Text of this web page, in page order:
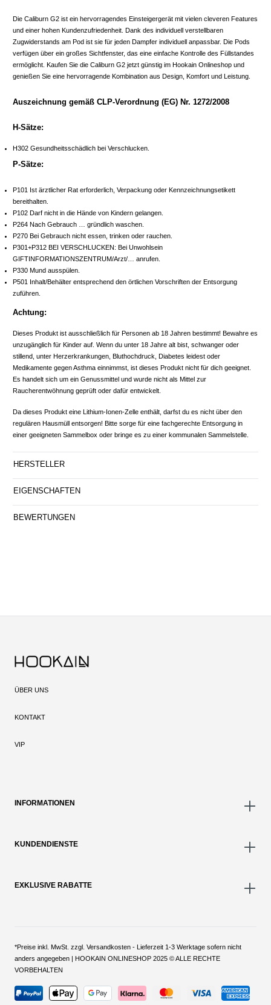
Die Caliburn G2 ist ein hervorragendes Einsteigergerät mit vielen cleveren Features
und einer hohen Kundenzufriedenheit. Dank des individuell verstellbaren
Zugwiderstands am Pod ist sie für jeden Dampfer individuell anpassbar. Die Pods
verfügen über ein großes Sichtfenster, das eine einfache Kontrolle des Füllstandes
ermöglicht. Kaufen Sie die Caliburn G2 jetzt günstig im Hookain Onlineshop und
genießen Sie eine hervorragende Kombination aus Design, Komfort und Leistung.
Auszeichnung gemäß CLP-Verordnung (EG) Nr. 1272/2008
H-Sätze:
H302 Gesundheitsschädlich bei Verschlucken.
P-Sätze:
P101 Ist ärztlicher Rat erforderlich, Verpackung oder Kennzeichnungsetikett
bereithalten.
P102 Darf nicht in die Hände von Kindern gelangen.
P264 Nach Gebrauch … gründlich waschen.
P270 Bei Gebrauch nicht essen, trinken oder rauchen.
P301+P312 BEI VERSCHLUCKEN: Bei Unwohlsein
GIFTINFORMATIONSZENTRUM/Arzt/… anrufen.
P330 Mund ausspülen.
P501 Inhalt/Behälter entsprechend den örtlichen Vorschriften der Entsorgung
zuführen.
Achtung:
Dieses Produkt ist ausschließlich für Personen ab 18 Jahren bestimmt! Bewahre es
unzugänglich für Kinder auf. Wenn du unter 18 Jahre alt bist, schwanger oder
stillend, unter Herzerkrankungen, Bluthochdruck, Diabetes leidest oder
Medikamente gegen Asthma einnimmst, ist dieses Produkt nicht für dich geeignet.
Es handelt sich um ein Genussmittel und wurde nicht als Mittel zur
Raucherentwöhnung geprüft oder dafür entwickelt.
Da dieses Produkt eine Lithium-Ionen-Zelle enthält, darfst du es nicht über den
regulären Hausmüll entsorgen! Bitte sorge für eine fachgerechte Entsorgung in
einer geeigneten Sammelbox oder bringe es zu einer kommunalen Sammelstelle.
HERSTELLER
EIGENSCHAFTEN
BEWERTUNGEN
ÜBER UNS
KONTAKT
VIP
INFORMATIONEN
KUNDENDIENSTE
EXKLUSIVE RABATTE
*Preise inkl. MwSt. zzgl. Versandkosten - Lieferzeit 1-3 Werktage sofern nicht
anders angegeben | HOOKAIN ONLINESHOP 2025 © ALLE RECHTE
VORBEHALTEN